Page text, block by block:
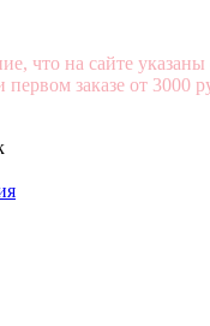
что на сайте
заказе от 3000